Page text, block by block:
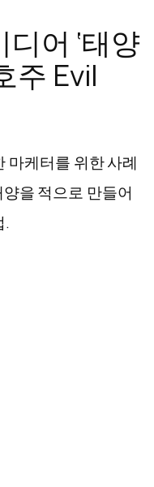
어 ‘태양
주 Evil
마케터를 위한 사례
을 적으로 만들어
.